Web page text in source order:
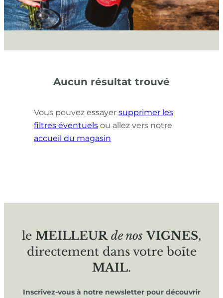
Aucun résultat trouvé
Vous pouvez essayer supprimer les
filtres éventuels ou allez vers notre
accueil du magasin
le MEILLEUR de nos VIGNES,
directement dans votre boîte
MAIL.
Inscrivez-vous à notre newsletter pour découvrir